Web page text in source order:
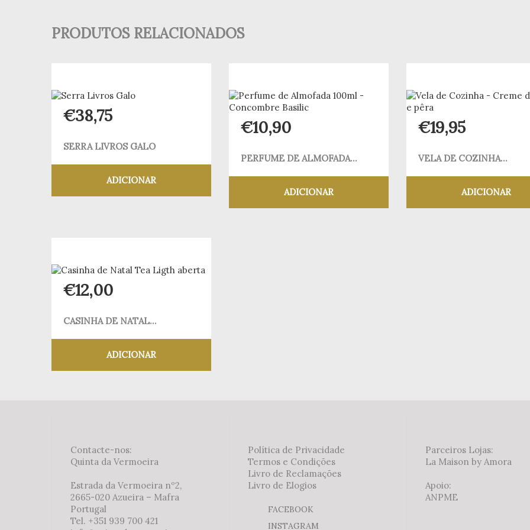
PRODUTOS RELACIONADOS
€38,75
SERRA LIVROS GALO
ADICIONAR
€10,90
PERFUME DE ALMOFADA...
ADICIONAR
€19,95
VELA DE COZINHA...
ADICIONAR
€12,00
CASINHA DE NATAL...
ADICIONAR
Contacte-nos:
Quinta da Vermoeira
Estrada da Vermoeira nº2,
2665-020 Azueira – Mafra
Portugal
Tel. +351 939 700 421
Política de Privacidade
Termos e Condições
Livro de Reclamações
Livro de Elogios
FACEBOOK
INSTAGRAM
Parceiros Lojas:
La Maison by Amora
Apoio:
ANPME